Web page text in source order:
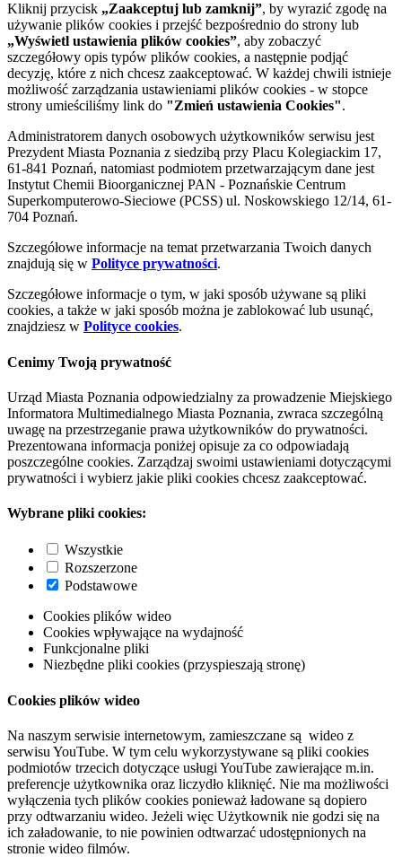
Kliknij przycisk „Zaakceptuj lub zamknij”, by wyrazić zgodę na
używanie plików cookies i przejść bezpośrednio do strony lub
„Wyświetl ustawienia plików cookies”, aby zobaczyć
szczegółowy opis typów plików cookies, a następnie podjąć
decyzję, które z nich chcesz zaakceptować. W każdej chwili istnieje
możliwość zarządzania ustawieniami plików cookies - w stopce
strony umieściliśmy link do "Zmień ustawienia Cookies".
Administratorem danych osobowych użytkowników serwisu jest
Prezydent Miasta Poznania z siedzibą przy Placu Kolegiackim 17,
61-841 Poznań, natomiast podmiotem przetwarzającym dane jest
Instytut Chemii Bioorganicznej PAN - Poznańskie Centrum
Superkomputerowo-Sieciowe (PCSS) ul. Noskowskiego 12/14, 61-
704 Poznań.
Szczegółowe informacje na temat przetwarzania Twoich danych
znajdują się w Polityce prywatności.
Szczegółowe informacje o tym, w jaki sposób używane są pliki
cookies, a także w jaki sposób można je zablokować lub usunąć,
znajdziesz w Polityce cookies.
Cenimy Twoją prywatność
Urząd Miasta Poznania odpowiedzialny za prowadzenie Miejskiego
Informatora Multimedialnego Miasta Poznania, zwraca szczególną
uwagę na przestrzeganie prawa użytkowników do prywatności.
Prezentowana informacja poniżej opisuje za co odpowiadają
poszczególne cookies. Zarządzaj swoimi ustawieniami dotyczącymi
prywatności i wybierz jakie pliki cookies chcesz zaakceptować.
Wybrane pliki cookies:
Wszystkie
Rozszerzone
Podstawowe
Cookies plików wideo
Cookies wpływające na wydajność
Funkcjonalne pliki
Niezbędne pliki cookies (przyspieszają stronę)
Cookies plików wideo
Na naszym serwisie internetowym, zamieszczane są wideo z
serwisu YouTube. W tym celu wykorzystywane są pliki cookies
podmiotów trzecich dotyczące usługi YouTube zawierające m.in.
preferencje użytkownika oraz liczydło kliknięć. Nie ma możliwości
wyłączenia tych plików cookies ponieważ ładowane są dopiero
przy odtwarzaniu wideo. Jeżeli więc Użytkownik nie godzi się na
ich załadowanie, to nie powinien odtwarzać udostępnionych na
stronie wideo filmów.